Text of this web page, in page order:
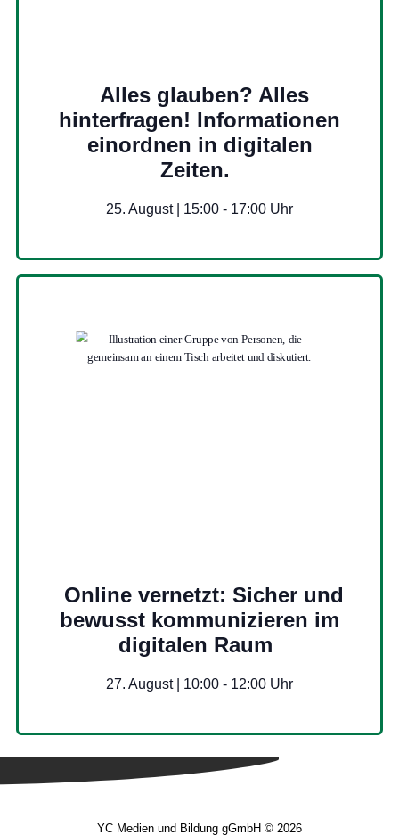
Alles glauben? Alles
hinterfragen! Informationen
einordnen in digitalen
Zeiten.
25. August | 15:00 - 17:00
Online vernetzt: Sicher und
bewusst kommunizieren im
digitalen Raum
27. August | 10:00 - 12:00
YC Medien und Bildung gGmbH © 2026